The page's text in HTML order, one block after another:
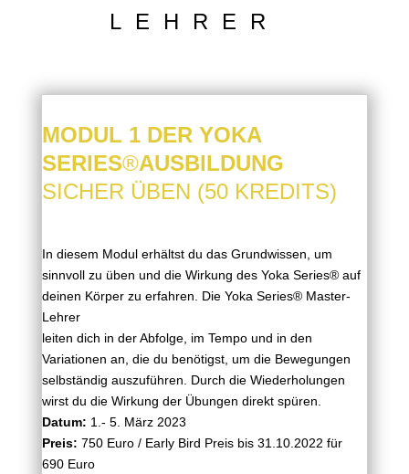
LEHRER
MODUL 1 DER YOKA
SERIES®AUSBILDUNG
SICHER ÜBEN (50 KREDITS)
In diesem Modul erhältst du das Grundwissen, um
sinnvoll zu üben und die Wirkung des Yoka Series®auf
deinen Körper zu erfahren. Die Yoka Series®Master-
Lehrer
leiten dich in der Abfolge, im Tempo und in den
Variationen an, die du benötigst, um die Bewegungen
selbständig auszuführen. Durch die Wiederholungen
wirst du die Wirkung der Übungen direkt spüren.
Datum: 1.- 5. März 2023
Preis: 750 Euro / Early Bird Preis bis 31.10.2022 für
690 Euro